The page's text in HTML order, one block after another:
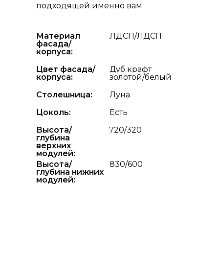
подходящей именно вам.
Высота/
глубина
верхних
модулей:
720/320
Высота/
глубина нижних
модулей:
830/600
Цвет фасада/
корпуса:
Дуб крафт
золотой/белый
Есть
Цоколь:
Столешница: Луна
Материал
фасада/
корпуса:
ЛДСП/ЛДСП